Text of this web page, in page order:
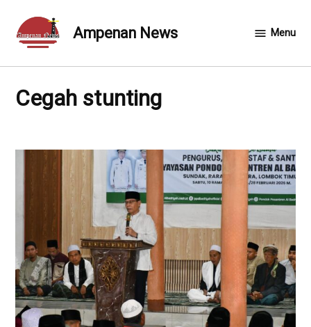
content
Ampenan News Menu
Cegah stunting